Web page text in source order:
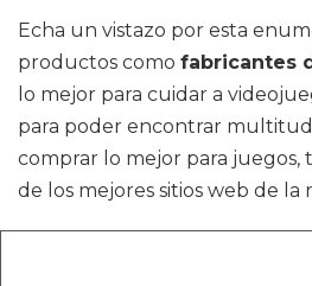
Echa un vistazo por esta
productos como fabricantes
lo mejor para cuidar a
para poder encontrar multitud
comprar lo mejor para juegos,
de los mejores sitios web de la